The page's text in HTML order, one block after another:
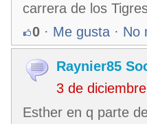
carrera de los
0 · Me gusta · No
Raynier85
3 de
Esther en q parte